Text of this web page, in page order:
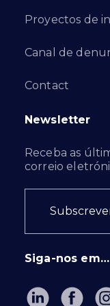
Proyectos de
Canal de
Contact
Newsletter
Receba as
correio
Siga-nos em…